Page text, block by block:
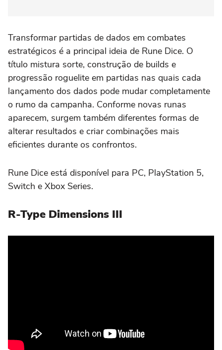
Transformar partidas de dados em combates
estratégicos é a principal ideia de Rune Dice. O
título mistura sorte, construção de builds e
progressão roguelite em partidas nas quais cada
lançamento dos dados pode mudar completamente
o rumo da campanha. Conforme novas runas
aparecem, surgem também diferentes formas de
alterar resultados e criar combinações mais
eficientes durante os confrontos.
Rune Dice está disponível para PC, PlayStation 5,
Switch e Xbox Series.
R-Type Dimensions III